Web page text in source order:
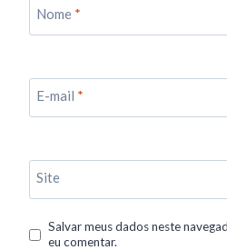
Nome *
E-mail *
Site
Salvar meus dados neste
eu comentar.